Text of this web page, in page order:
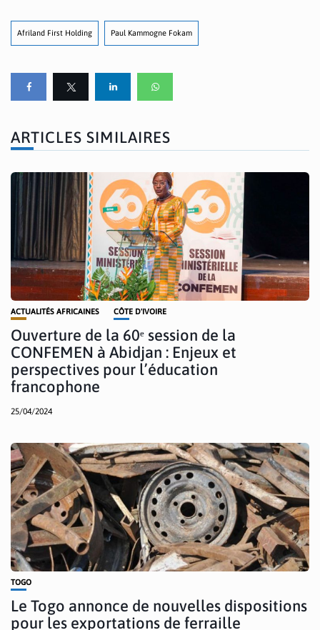
Afriland First Holding Paul Kammogne Fokam
ARTICLES SIMILAIRES
ACTUALITÉS AFRICAINES CÔTE D'IVOIRE
Ouverture de la 60ᵉ session de la
CONFEMEN à Abidjan : Enjeux et
perspectives pour l’éducation
francophone
25/04/2024
TOGO
Le Togo annonce de nouvelles dispositions
pour les exportations de ferraille